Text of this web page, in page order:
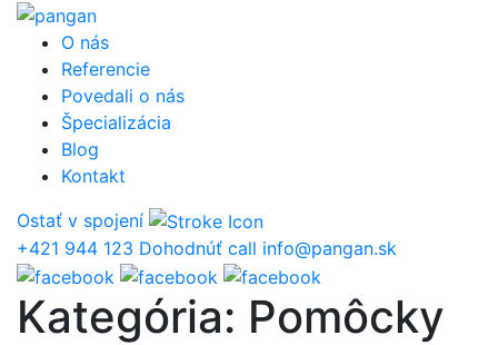
Prejsť
obsah
O nás
Referencie
Povedali o nás
Špecializácia
Blog
Kontakt
Ostať v spojení
+421 944 123 Dohodnúť call info@pangan.sk
Kategória: Pomôcky